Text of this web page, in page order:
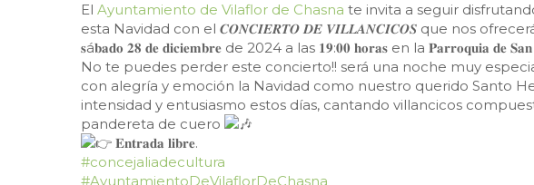
El Ayuntamiento de Vilaflor de Chasna te invita a seguir
esta Navidad con el 𝑪𝑶𝑵𝑪𝑰𝑬𝑹𝑻𝑶 𝑫𝑬 𝑽𝑰𝑳𝑳𝑨𝑵𝑪𝑰𝑪𝑶𝑺 que nos ofrecerá
𝐬á𝐛𝐚𝐝𝐨 𝟐𝟖 𝐝𝐞 𝐝𝐢𝐜𝐢𝐞𝐦𝐛𝐫𝐞 de 2024 a las 𝟏𝟗:𝟎𝟎 𝐡𝐨𝐫𝐚𝐬 en la 𝐏𝐚𝐫𝐫𝐨𝐪𝐮𝐢𝐚 𝐝𝐞 𝐒𝐚𝐧
No te puedes perder este concierto!! será una noche muy
con alegría y emoción la Navidad como nuestro querido Santo
intensidad y entusiasmo estos días, cantando villancicos
pandereta de cuero
𝐄𝐧𝐭𝐫𝐚𝐝𝐚 𝐥𝐢𝐛𝐫𝐞.
#concejaliadecultura
#AyuntamientoDeVilaflorDeChasna